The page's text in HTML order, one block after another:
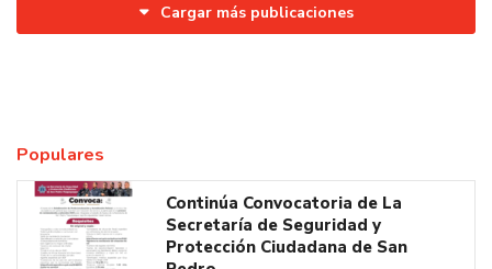
Cargar más publicaciones
Populares
Continúa Convocatoria de La
Secretaría de Seguridad y
Protección Ciudadana de San